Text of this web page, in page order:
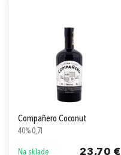
Compañero Coconut
40% 0,7l
Na sklade 23,70 €